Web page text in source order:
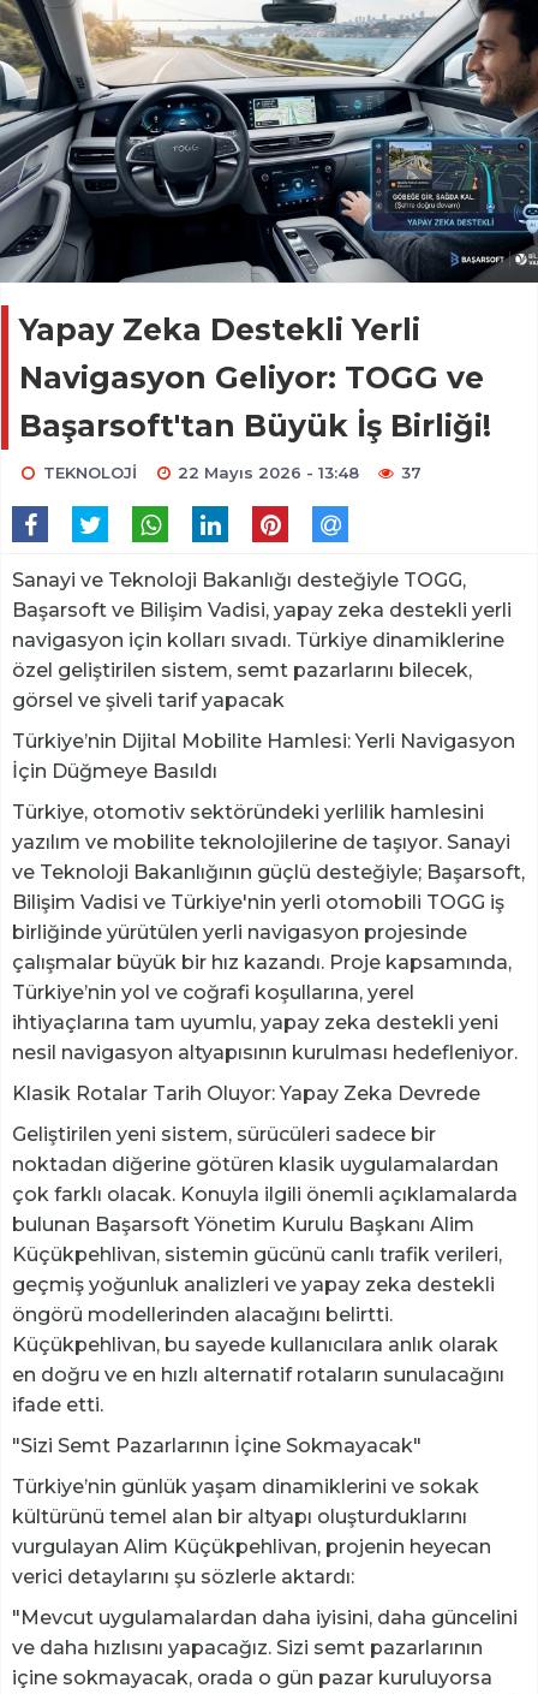
Yapay Zeka Destekli Yerli
Navigasyon Geliyor: TOGG ve
Başarsoft'tan Büyük İş Birliği!
TEKNOLOJİ 22 Mayıs 2026 - 13:48 37
​Sanayi ve Teknoloji Bakanlığı desteğiyle TOGG,
Başarsoft ve Bilişim Vadisi, yapay zeka destekli yerli
navigasyon için kolları sıvadı. Türkiye dinamiklerine
özel geliştirilen sistem, semt pazarlarını bilecek,
görsel ve şiveli tarif yapacak
Türkiye’nin Dijital Mobilite Hamlesi: Yerli Navigasyon
İçin Düğmeye Basıldı
Türkiye, otomotiv sektöründeki yerlilik hamlesini
yazılım ve mobilite teknolojilerine de taşıyor. Sanayi
ve Teknoloji Bakanlığının güçlü desteğiyle; Başarsoft,
Bilişim Vadisi ve Türkiye'nin yerli otomobili TOGG iş
birliğinde yürütülen yerli navigasyon projesinde
çalışmalar büyük bir hız kazandı. Proje kapsamında,
Türkiye’nin yol ve coğrafi koşullarına, yerel
ihtiyaçlarına tam uyumlu, yapay zeka destekli yeni
nesil navigasyon altyapısının kurulması hedefleniyor.
Klasik Rotalar Tarih Oluyor: Yapay Zeka Devrede
Geliştirilen yeni sistem, sürücüleri sadece bir
noktadan diğerine götüren klasik uygulamalardan
çok farklı olacak. Konuyla ilgili önemli açıklamalarda
bulunan Başarsoft Yönetim Kurulu Başkanı Alim
Küçükpehlivan, sistemin gücünü canlı trafik verileri,
geçmiş yoğunluk analizleri ve yapay zeka destekli
öngörü modellerinden alacağını belirtti.
Küçükpehlivan, bu sayede kullanıcılara anlık olarak
en doğru ve en hızlı alternatif rotaların sunulacağını
ifade etti.
"Sizi Semt Pazarlarının İçine Sokmayacak"
Türkiye’nin günlük yaşam dinamiklerini ve sokak
kültürünü temel alan bir altyapı oluşturduklarını
vurgulayan Alim Küçükpehlivan, projenin heyecan
verici detaylarını şu sözlerle aktardı:
"Mevcut uygulamalardan daha iyisini, daha güncelini
ve daha hızlısını yapacağız. Sizi semt pazarlarının
içine sokmayacak, orada o gün pazar kuruluyorsa